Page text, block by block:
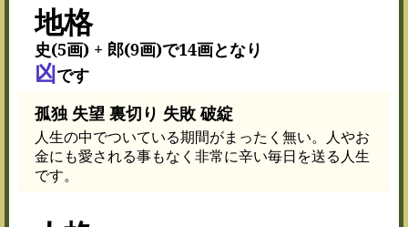
地格
史(5画) + 郎(9画)で14画となり
凶です
孤独 失望 裏切り 失敗 破綻
人生の中でついている期間がまったく無い。人やお
金にも愛される事もなく非常に辛い毎日を送る人生
です。